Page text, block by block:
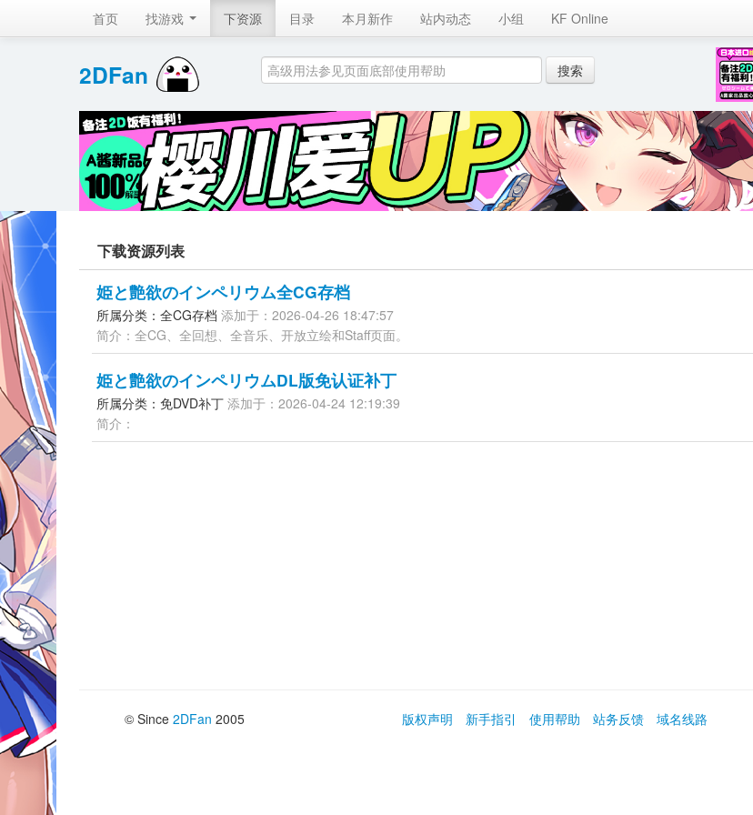
首页 找游戏 下资源 目录 本月新作 站内动态 小组 KF Online
2DFan
下载资源列表
姫と艶欲のインペリウム全CG存档
所属分类：全CG存档 添加于：2026-04-26 18:47:57
简介：全CG、全回想、全音乐、开放立绘和Staff页面。
姫と艶欲のインペリウムDL版免认证补丁
所属分类：免DVD补丁 添加于：2026-04-24 12:19:39
简介：
© Since 2DFan 2005 版权声明 新手指引 使用帮助 站务反馈 域名线路